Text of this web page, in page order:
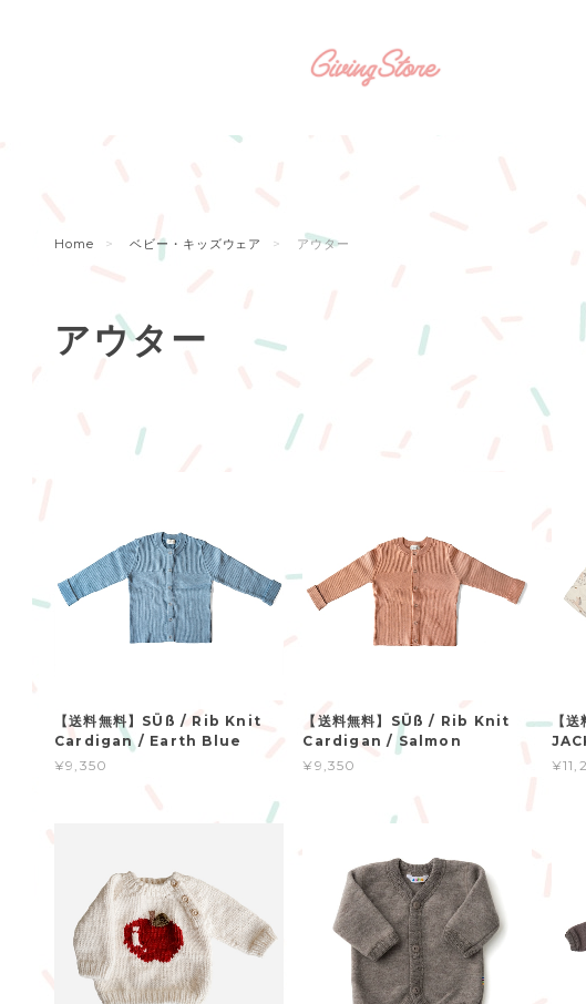
Home ベビー・キッズウェア アウター
アウター
【送料無料】SÜß / Rib Knit
Cardigan / Earth Blue
¥9,350
【送料無料】SÜß / Rib Knit
Cardigan / Salmon
¥9,350
【送